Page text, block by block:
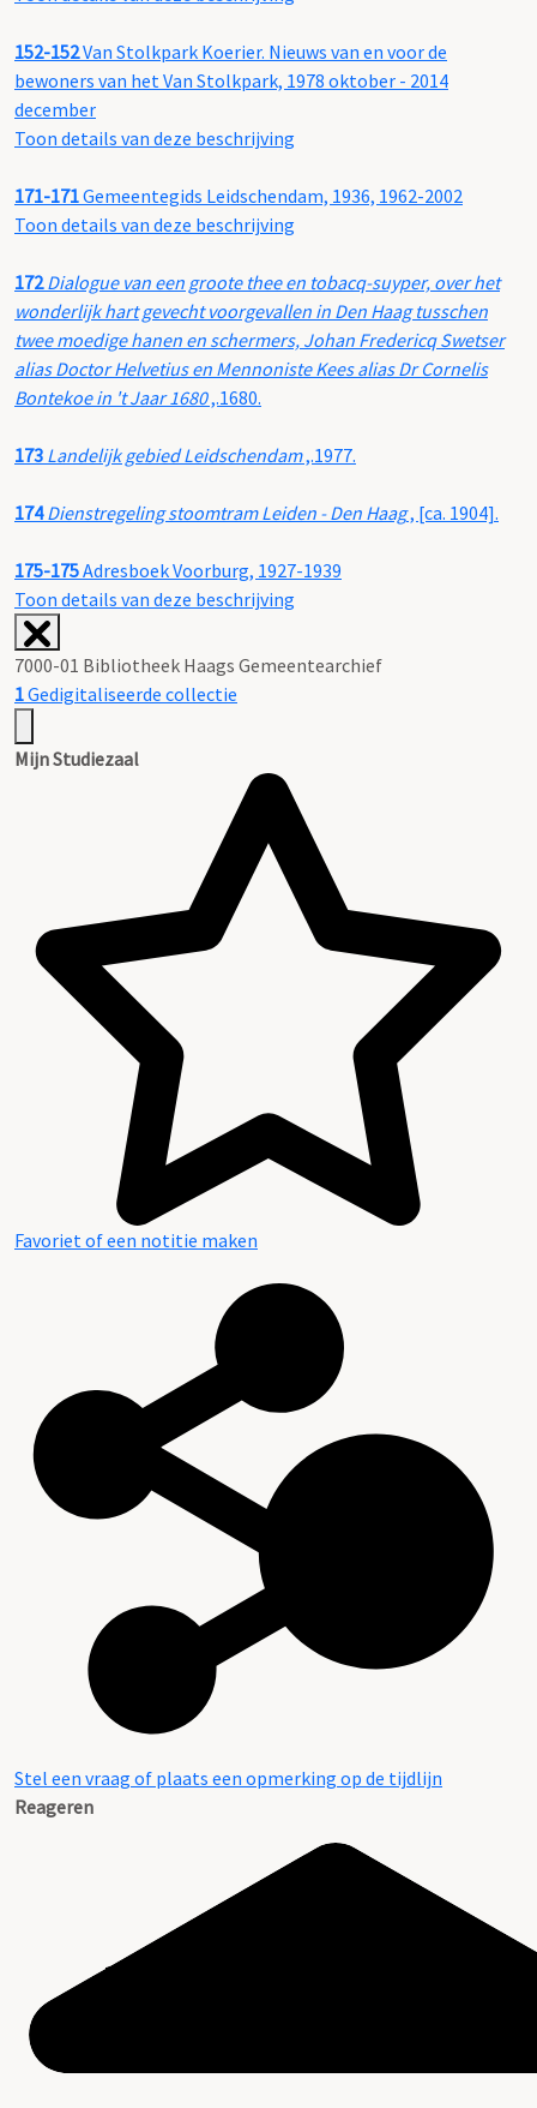
152-152Van Stolkpark Koerier. Nieuws van en voor de
bewoners van het Van Stolkpark, 1978 oktober - 2014
december
Toon details van deze beschrijving
171-171Gemeentegids Leidschendam, 1936, 1962-2002
Toon details van deze beschrijving
172 Dialogue van een groote thee en tobacq-suyper, over het
wonderlijk hart gevecht voorgevallen in Den Haag tusschen
twee moedige hanen en schermers, Johan Fredericq Swetser
alias Doctor Helvetius en Mennoniste Kees alias Dr Cornelis
Bontekoe in 't Jaar 1680,.1680.
173 Landelijk gebied Leidschendam,.1977.
174 Dienstregeling stoomtram Leiden - Den Haag, [ca. 1904].
175-175Adresboek Voorburg, 1927-1939
Toon details van deze beschrijving
7000-01 Bibliotheek Haags Gemeentearchief
1Gedigitaliseerde collectie
Mijn Studiezaal
Favoriet of een notitie maken
Stel een vraag of plaats een opmerking op de tijdlijn
Reageren